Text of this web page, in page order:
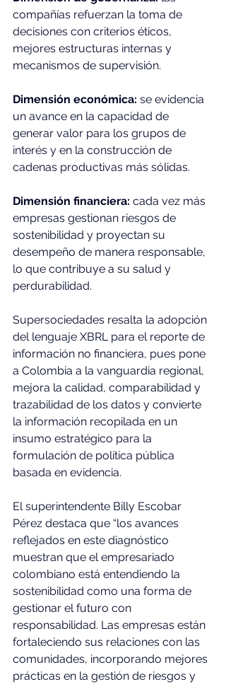
compañías refuerzan la toma de
decisiones con criterios éticos,
mejores estructuras internas y
mecanismos de supervisión.
Dimensión económica: se evidencia
un avance en la capacidad de
generar valor para los grupos de
interés y en la construcción de
cadenas productivas más sólidas.
Dimensión financiera: cada vez más
empresas gestionan riesgos de
sostenibilidad y proyectan su
desempeño de manera responsable,
lo que contribuye a su salud y
perdurabilidad.
Supersociedades resalta la adopción
del lenguaje XBRL para el reporte de
información no financiera, pues pone
a Colombia a la vanguardia regional,
mejora la calidad, comparabilidad y
trazabilidad de los datos y convierte
la información recopilada en un
insumo estratégico para la
formulación de política pública
basada en evidencia.
El superintendente Billy Escobar
Pérez destaca que “los avances
reflejados en este diagnóstico
muestran que el empresariado
colombiano está entendiendo la
sostenibilidad como una forma de
gestionar el futuro con
responsabilidad. Las empresas están
fortaleciendo sus relaciones con las
comunidades, incorporando mejores
prácticas en la gestión de riesgos y